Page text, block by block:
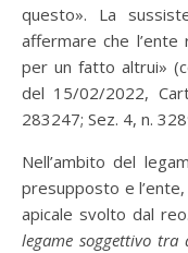
questo». La
affermare che
per un fatto altrui»
del 15/02/2022,
283247; Sez. 4, n.
Nell’ambito del
presupposto e
apicale svolto dal
legame soggettivo